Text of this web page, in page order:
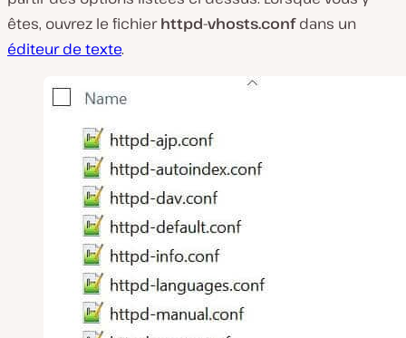
êtes, ouvrez le fichierhttpd-vhosts.confdans un
éditeur de texte.